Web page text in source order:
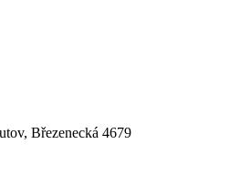
Březenecká 4679